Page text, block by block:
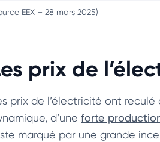
EEX – 28 mars 2025)
prix de
prix de l’électricité ont reculé
d’une forte
marqué par une grande